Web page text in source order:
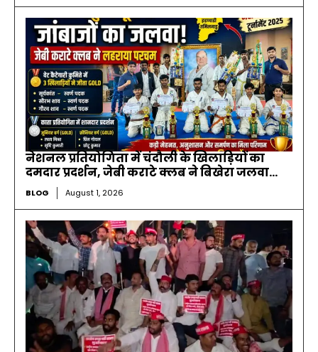
नेशनल प्रतियोगिता में चंदौली के खिलाड़ियों का
दमदार प्रदर्शन, जेबी कराटे क्लब ने बिखेरा जलवा…
BLOG August 1, 2026